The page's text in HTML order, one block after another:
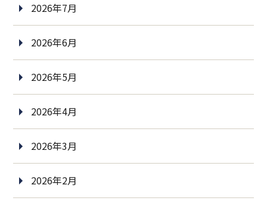
2026年7月
2026年6月
2026年5月
2026年4月
2026年3月
2026年2月